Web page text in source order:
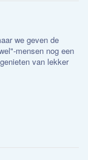
we geven de
mensen nog een
van lekker